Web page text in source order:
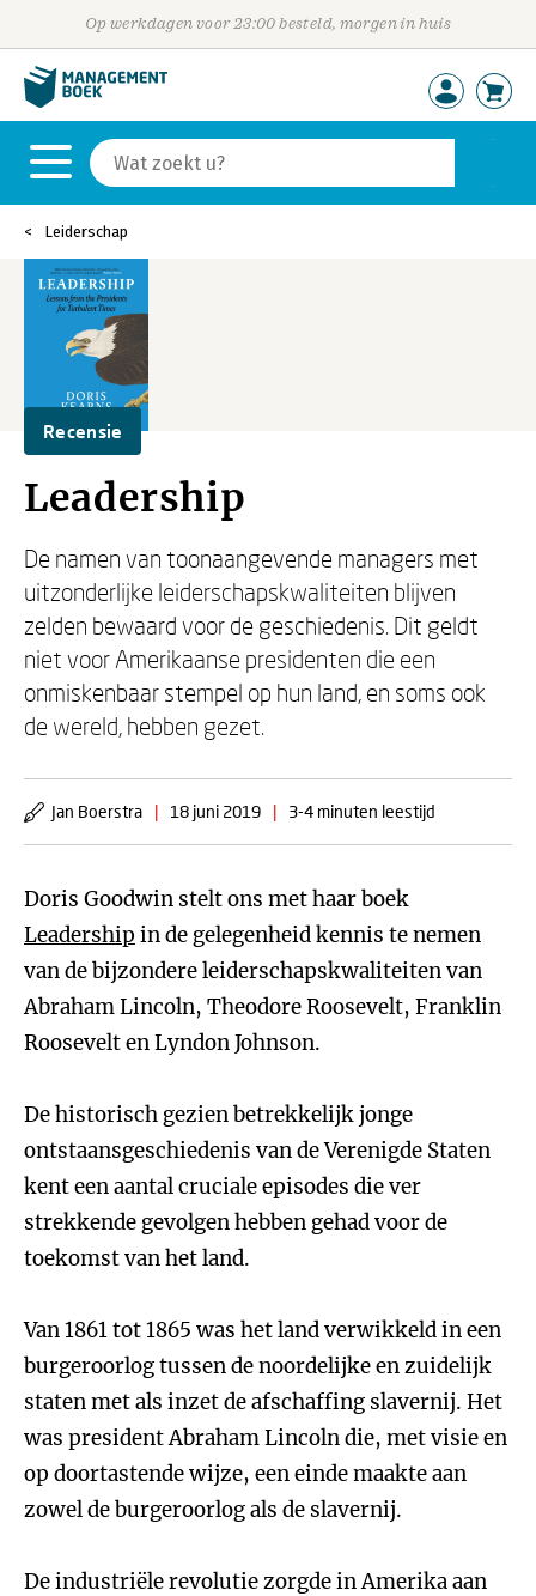
Op werkdagen voor 23:00 besteld, morgen in huis
Leiderschap
Recensie
Leadership
De namen van toonaangevende managers met
uitzonderlijke leiderschapskwaliteiten blijven
zelden bewaard voor de geschiedenis. Dit geldt
niet voor Amerikaanse presidenten die een
onmiskenbaar stempel op hun land, en soms ook
de wereld, hebben gezet.
Jan Boerstra | 18 juni 2019 | 3-4 minuten leestijd
Doris Goodwin stelt ons met haar boek
Leadership in de gelegenheid kennis te nemen
van de bijzondere leiderschapskwaliteiten van
Abraham Lincoln, Theodore Roosevelt, Franklin
Roosevelt en Lyndon Johnson.
De historisch gezien betrekkelijk jonge
ontstaansgeschiedenis van de Verenigde Staten
kent een aantal cruciale episodes die ver
strekkende gevolgen hebben gehad voor de
toekomst van het land.
Van 1861 tot 1865 was het land verwikkeld in een
burgeroorlog tussen de noordelijke en zuidelijk
staten met als inzet de afschaffing slavernij. Het
was president Abraham Lincoln die, met visie en
op doortastende wijze, een einde maakte aan
zowel de burgeroorlog als de slavernij.
De industriële revolutie zorgde in Amerika aan